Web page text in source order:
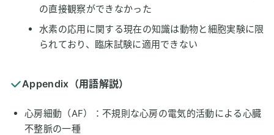
の直接観察ができなかった
水素の応用に関する現在の知識は動物と細胞実験に限
られており、臨床試験に適用できない
Appendix（用語解説）
心房細動（AF）：不規則な心房の電気的活動による心臓
不整脈の一種